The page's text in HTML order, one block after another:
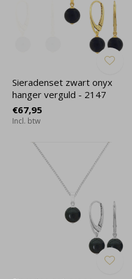
Sieradenset zwart onyx
hanger verguld - 2147
€67,95
Incl. btw